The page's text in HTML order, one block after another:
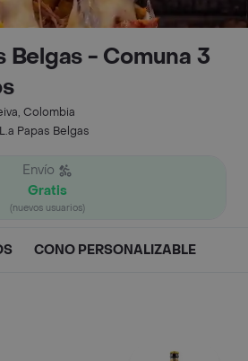
Belgas - Comuna 3
Colombia
Papas Belgas
Envío
Gratis
(nuevos usuarios)
CONO PERSONALIZABLE